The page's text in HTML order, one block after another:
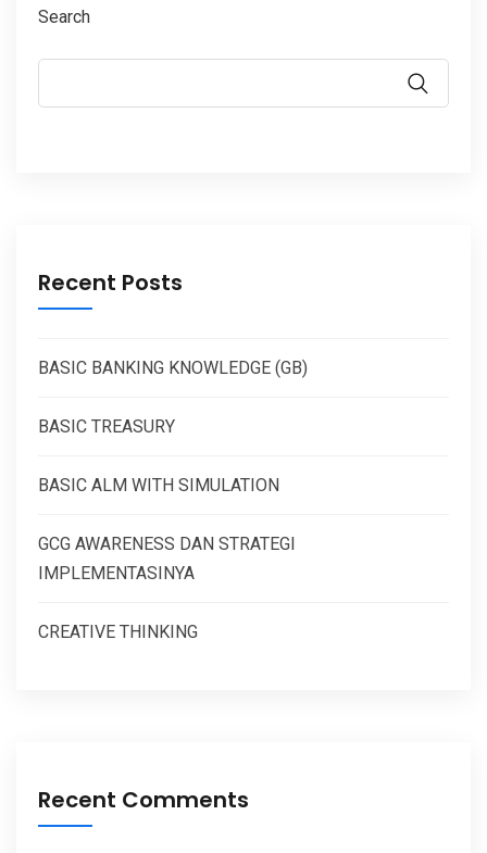
Search
Recent Posts
BASIC BANKING KNOWLEDGE (GB)
BASIC TREASURY
BASIC ALM WITH SIMULATION
GCG AWARENESS DAN STRATEGI
IMPLEMENTASINYA
CREATIVE THINKING
Recent Comments